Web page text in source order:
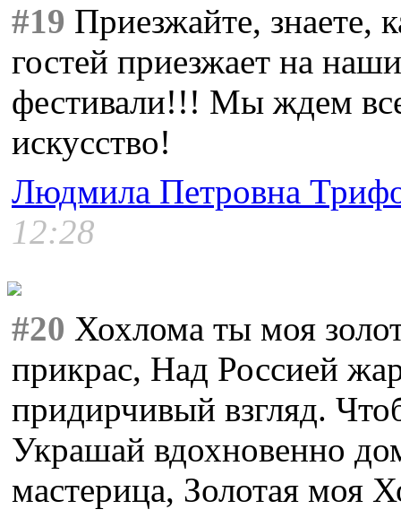
#19 Приезжайте, знаете,
гостей приезжает на
фестивали!!! Мы ждем
искусство!
Людмила Петровна
12:28
#20 Хохлома ты моя
прикрас, Над Россией
придирчивый взгляд.
Украшай вдохновенно
мастерица, Золотая моя